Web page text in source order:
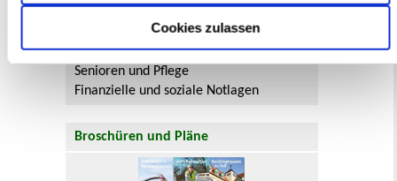
Cookies zulassen
Sterbefall Umzug
Gewerbe
Behinderung
Arbeitslos
Senioren und Pflege
Finanzielle und soziale Notlagen
Broschüren und Pläne